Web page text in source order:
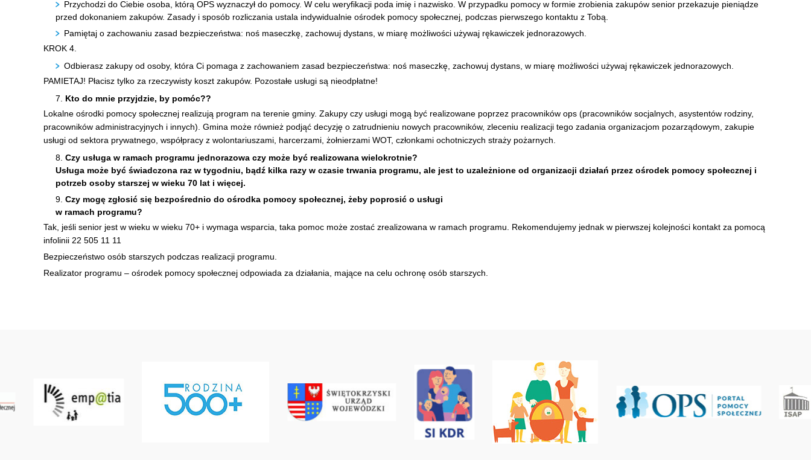
Przychodzi do Ciebie osoba, którą OPS wyznaczył do pomocy. W celu weryfikacji poda imię i nazwisko. W przypadku pomocy w formie zrobienia zakupów senior przekazuje pieniądze
przed dokonaniem zakupów. Zasady i sposób rozliczania ustala indywidualnie ośrodek pomocy społecznej, podczas pierwszego kontaktu z Tobą.
Pamiętaj o zachowaniu zasad bezpieczeństwa: noś maseczkę, zachowuj dystans, w miarę możliwości używaj rękawiczek jednorazowych.
KROK 4.
Odbierasz zakupy od osoby, która Ci pomaga z zachowaniem zasad bezpieczeństwa: noś maseczkę, zachowuj dystans, w miarę możliwości używaj rękawiczek jednorazowych.
PAMIETAJ! Płacisz tylko za rzeczywisty koszt zakupów. Pozostałe usługi są nieodpłatne!
Kto do mnie przyjdzie, by pomóc??
Lokalne ośrodki pomocy społecznej realizują program na terenie gminy. Zakupy czy usługi mogą być realizowane poprzez pracowników ops (pracowników socjalnych, asystentów rodziny,
pracowników administracyjnych i innych). Gmina może również podjąć decyzję o zatrudnieniu nowych pracowników, zleceniu realizacji tego zadania organizacjom pozarządowym, zakupie
usługi od sektora prywatnego, współpracy z wolontariuszami, harcerzami, żołnierzami WOT, członkami ochotniczych straży pożarnych.
Czy usługa w ramach programu jednorazowa czy może być realizowana wielokrotnie?
Usługa może być świadczona raz w tygodniu, bądź kilka razy w czasie trwania programu, ale jest to uzależnione od organizacji działań przez ośrodek pomocy społecznej i
potrzeb osoby starszej w wieku 70 lat i więcej.
Czy mogę zgłosić się bezpośrednio do ośrodka pomocy społecznej, żeby poprosić o usługi
w ramach programu?
Tak, jeśli senior jest w wieku w wieku 70+ i wymaga wsparcia, taka pomoc może zostać zrealizowana w ramach programu. Rekomendujemy jednak w pierwszej kolejności kontakt za pomocą
infolinii 22 505 11 11
Bezpieczeństwo osób starszych podczas realizacji programu.
Realizator programu – ośrodek pomocy społecznej odpowiada za działania, mające na celu ochronę osób starszych.